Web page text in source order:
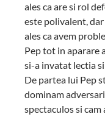
ales ca are si rol
este polivalent,
ales ca avem
Pep tot in aparare
si-a invatat lectia
De partea lui Pep
dominam
spectaculos si